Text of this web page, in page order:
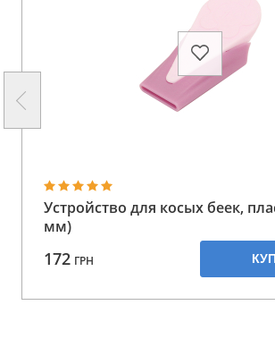
Устройство для косых беек,
мм)
172 ГРН